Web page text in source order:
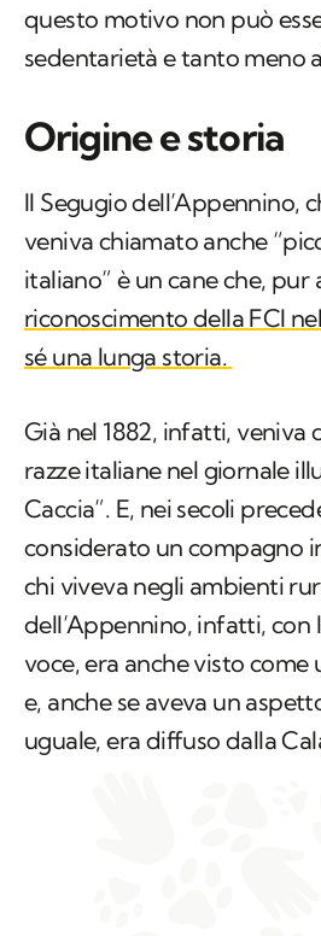
questo motivo non può
sedentarietà e tanto meno
Origine e storia
Il Segugio dell’Appennino,
veniva chiamato anche
italiano” è un cane che,
riconoscimento della FCI
sé una lunga storia.
Già nel 1882, infatti, veniva
razze italiane nel giornale
Caccia”. E, nei secoli
considerato un compagno
chi viveva negli ambienti
dell’Appennino, infatti, con
voce, era anche visto come
e, anche se aveva un
uguale, era diffuso dalla